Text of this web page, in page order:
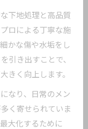
工実績とユーザ
ング選びの注意
ング対応力を見
ーコーティング
下地処理と高品質
ロによる丁寧な施
かな傷や水垢をし
引き出すことで、
きく向上します。
なり、日常のメン
く寄せられていま
大化するために